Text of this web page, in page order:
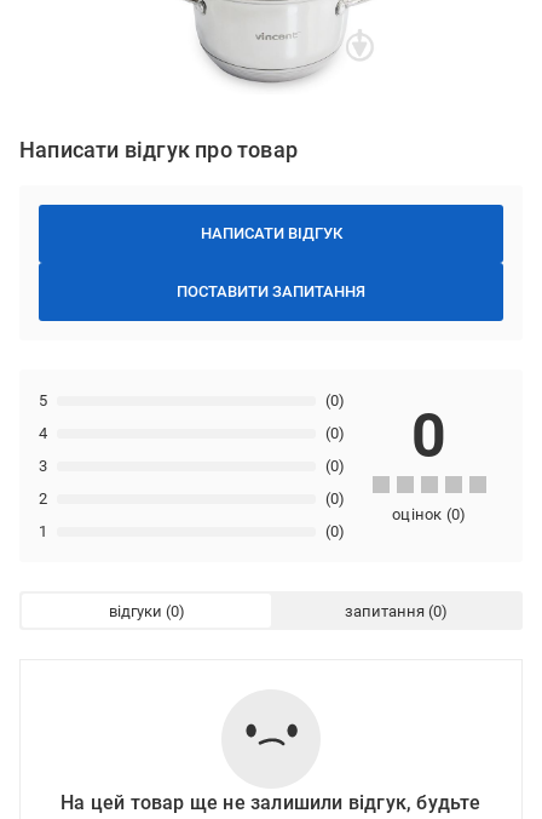
Написати відгук про товар
НАПИСАТИ ВІДГУК
ПОСТАВИТИ ЗАПИТАННЯ
1 (0)
2 (0)
3 (0)
4 (0)
5 (0)
0
оцінок (0)
відгуки запитання
На цей товар ще не залишили відгук, будьте